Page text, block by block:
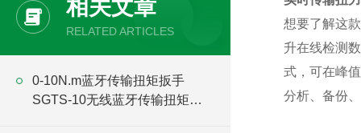
相关文章
RELATED ARTICLES
0-10N.m蓝牙传输扭矩扳手
SGTS-10无线蓝牙传输扭矩扳
想要了解这
升在线检测
式，可在峰
分析、备份